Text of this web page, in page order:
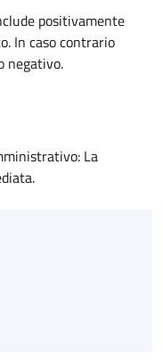
positivamente
In caso contrario
negativo.
La